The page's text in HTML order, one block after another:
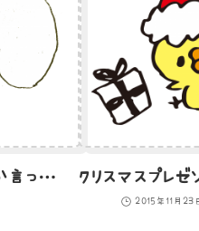
壁をのぼって何か言っているひよこのイラスト
2015年11月23